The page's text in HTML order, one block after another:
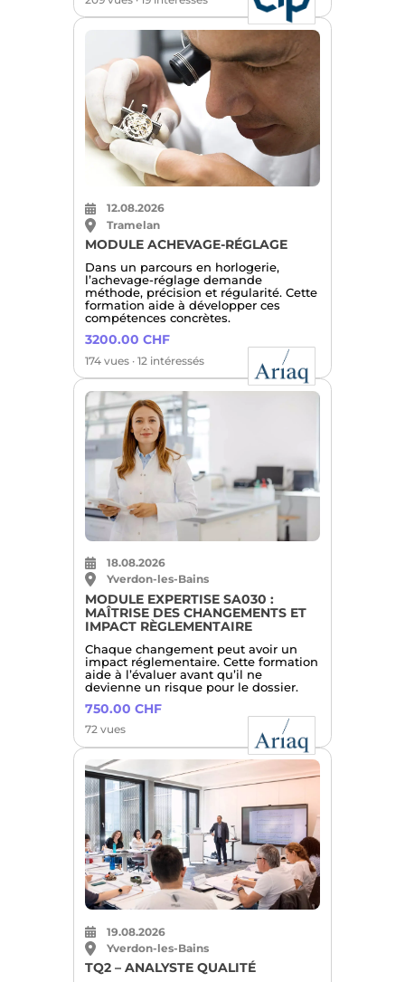
12.08.2026
Tramelan
MODULE ACHEVAGE-RÉGLAGE
Dans un parcours en horlogerie,
l’achevage-réglage demande
méthode, précision et régularité. Cette
formation aide à développer ces
compétences concrètes.
3200.00 CHF
174 vues · 12 intéressés
18.08.2026
Yverdon-les-Bains
MODULE EXPERTISE SA030 :
MAÎTRISE DES CHANGEMENTS ET
IMPACT RÈGLEMENTAIRE
Chaque changement peut avoir un
impact réglementaire. Cette formation
aide à l’évaluer avant qu’il ne
devienne un risque pour le dossier.
750.00 CHF
72 vues
19.08.2026
Yverdon-les-Bains
TQ2 – ANALYSTE QUALITÉ